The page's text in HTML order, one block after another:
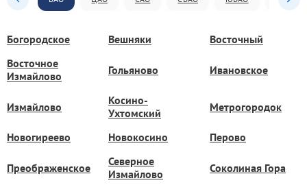
Богородское Вешняки
Восточный
Восточное
Измайлово
Гольяново Ивановское
Измайлово
Косино-
Ухтомский
Метрогородок
Новогиреево Новокосино Перово
Преображенское
Северное
Измайлово
Соколиная Гора